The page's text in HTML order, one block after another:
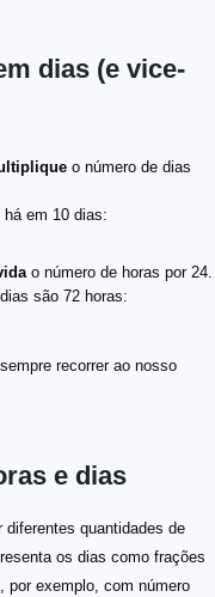
dias (e vice-
o número de dias
há em 10 dias:
o número de horas por 24.
são 72 horas:
recorrer ao nosso
e dias
diferentes quantidades de
os dias como frações
por exemplo, com número